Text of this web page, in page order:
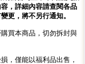
，詳細內容請查閱各品
更，將不另行通知。
買本商品，切勿拆封與
，僅能以福利品出售，